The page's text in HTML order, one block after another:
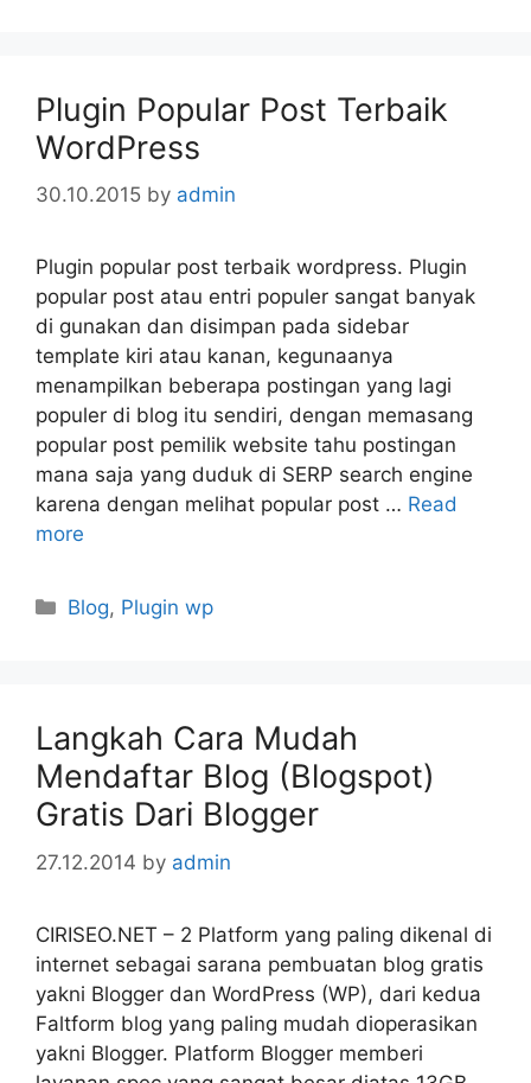
Plugin Popular Post Terbaik
WordPress
30.10.2015 by admin
Plugin popular post terbaik wordpress. Plugin
popular post atau entri populer sangat banyak
di gunakan dan disimpan pada sidebar
template kiri atau kanan, kegunaanya
menampilkan beberapa postingan yang lagi
populer di blog itu sendiri, dengan memasang
popular post pemilik website tahu postingan
mana saja yang duduk di SERP search engine
karena dengan melihat popular post … Read
more
Categories
Blog, Plugin wp
Langkah Cara Mudah
Mendaftar Blog (Blogspot)
Gratis Dari Blogger
27.12.2014 by admin
CIRISEO.NET – 2 Platform yang paling dikenal di
internet sebagai sarana pembuatan blog gratis
yakni Blogger dan WordPress (WP), dari kedua
Faltform blog yang paling mudah dioperasikan
yakni Blogger. Platform Blogger memberi